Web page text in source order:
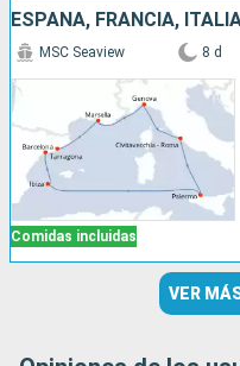
ESPAÑA, FRANCIA,
Comidas incluidas
MSC Seaview 8 d
VER